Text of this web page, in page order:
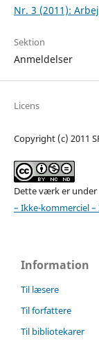
Nr. 3 (2011):
Sektion
Anmeldelser
Licens
Copyright (c) 2011
Dette værk er under
– Ikke-kommerciel
Information
Til læsere
Til forfattere
Til bibliotekarer